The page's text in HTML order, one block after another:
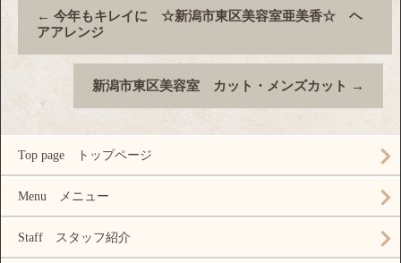
← 今年もキレイに ☆新潟市東区美容室亜美香☆ ヘ
アアレンジ
新潟市東区美容室 カット・メンズカット →
Top page トップページ
Menu メニュー
Staff スタッフ紹介